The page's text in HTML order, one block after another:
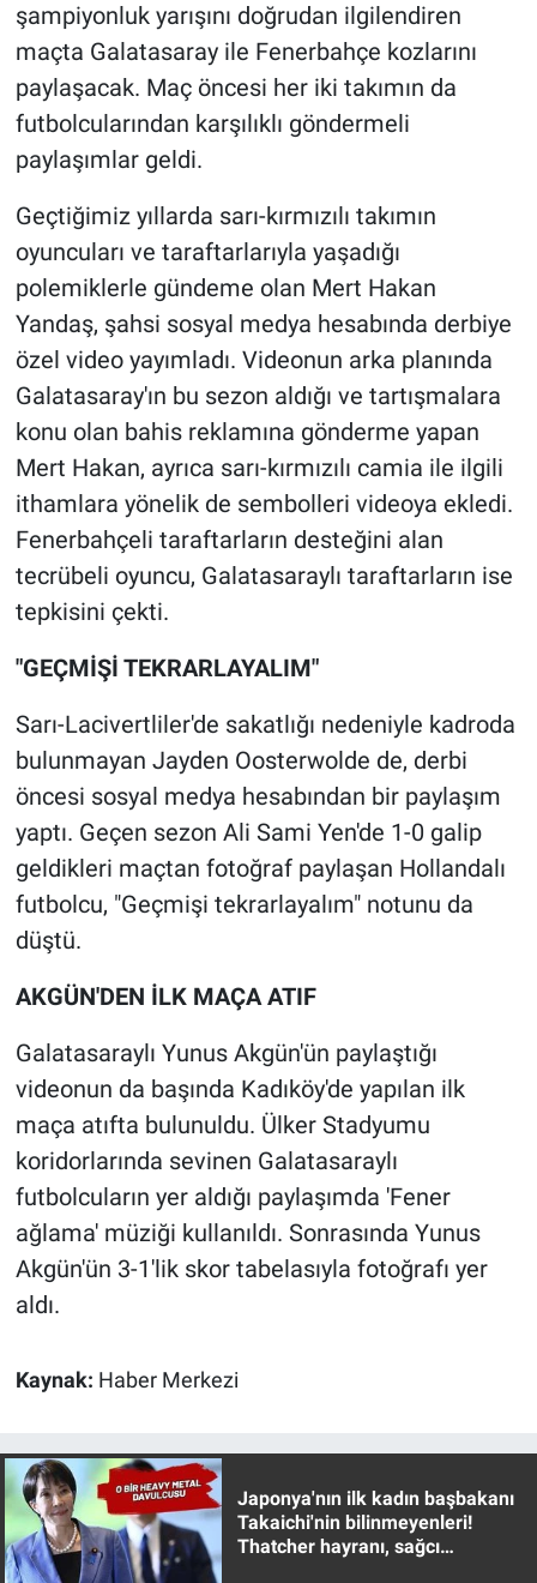
şampiyonluk yarışını doğrudan ilgilendiren
maçta Galatasaray ile Fenerbahçe kozlarını
paylaşacak. Maç öncesi her iki takımın da
futbolcularından karşılıklı göndermeli
paylaşımlar geldi.
Geçtiğimiz yıllarda sarı-kırmızılı takımın
oyuncuları ve taraftarlarıyla yaşadığı
polemiklerle gündeme olan Mert Hakan
Yandaş, şahsi sosyal medya hesabında derbiye
özel video yayımladı. Videonun arka planında
Galatasaray'ın bu sezon aldığı ve tartışmalara
konu olan bahis reklamına gönderme yapan
Mert Hakan, ayrıca sarı-kırmızılı camia ile ilgili
ithamlara yönelik de sembolleri videoya ekledi.
Fenerbahçeli taraftarların desteğini alan
tecrübeli oyuncu, Galatasaraylı taraftarların ise
tepkisini çekti.
"GEÇMİŞİ TEKRARLAYALIM"
Sarı-Lacivertliler'de sakatlığı nedeniyle kadroda
bulunmayan Jayden Oosterwolde de, derbi
öncesi sosyal medya hesabından bir paylaşım
yaptı. Geçen sezon Ali Sami Yen'de 1-0 galip
geldikleri maçtan fotoğraf paylaşan Hollandalı
futbolcu, "Geçmişi tekrarlayalım" notunu da
düştü.
AKGÜN'DEN İLK MAÇA ATIF
Galatasaraylı Yunus Akgün'ün paylaştığı
videonun da başında Kadıköy'de yapılan ilk
maça atıfta bulunuldu. Ülker Stadyumu
koridorlarında sevinen Galatasaraylı
futbolcuların yer aldığı paylaşımda 'Fener
ağlama' müziği kullanıldı. Sonrasında Yunus
Akgün'ün 3-1'lik skor tabelasıyla fotoğrafı yer
aldı.
Kaynak: Haber Merkezi
Japonya'nın ilk kadın başbakanı
Takaichi'nin bilinmeyenleri!
Thatcher hayranı, sağcı
Gündem Özel
Günün görüntüsü
Haber
İlan
Kimdir
Koronavirüs
Kültür Sanat
Ne demişti
Nedir
Popüler
Spor
Teknoloji
Türkiye'nin Geleceği
Türkiye'nin Gündemi
Yerel Gündem
Yerel Yaşam
Canlı Yayın